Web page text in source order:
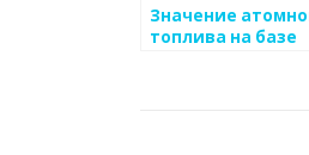
Значение
топлива на базе